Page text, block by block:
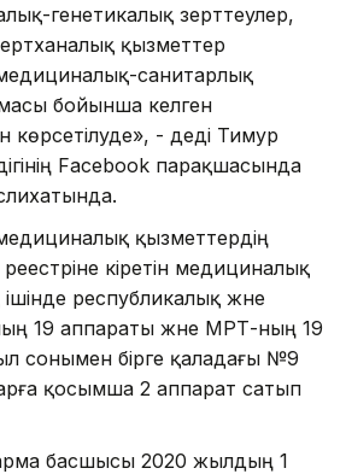
генетикалық зерттеулер,
қызметтер
санитарлық
бойынша келген
көрсетілуде», - деді Тимур
Facebook парақшасында
қызметтердің
кіретін медициналық
республикалық және
19 аппараты және МРТ-ның 19
сонымен бірге қаладағы №9
қосымша 2 аппарат сатып
басшысы 2020 жылдың 1